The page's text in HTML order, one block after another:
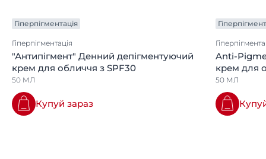
Гіперпігментація
Гіперпігментація
"Антипігмент" Денний депігментуючий
крем для обличчя з SPF30
50 МЛ
Купуй зараз
Anti-
крем для
50 МЛ